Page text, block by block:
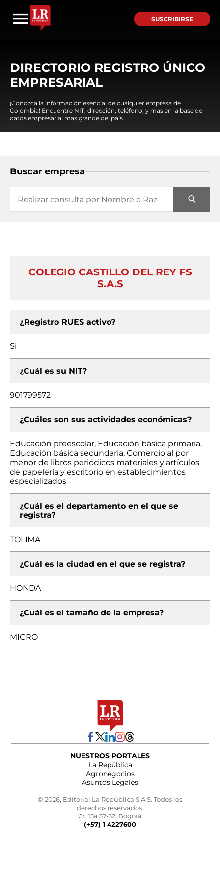
SUSCRIBIRSE
DIRECTORIO REGISTRO ÚNICO
EMPRESARIAL
¡Conozca la información esencial de cualquier empresa de
Colombia! Encuentre NIT, dirección, teléfono, y mas en la base de
datos empresarial mas grande del país.
Buscar empresa
COLEGIO CASTILLO DEL REY FS
S.A.S
¿Registro RUES activo?
Si
¿Cuál es su NIT?
901799572
¿Cuáles son sus actividades económicas?
Educación preescolar, Educación básica primaria,
Educación básica secundaria, Comercio al por
menor de libros periódicos materiales y artículos
de papelería y escritorio en establecimientos
especializados
¿Cuál es el departamento en el que se
registra?
TOLIMA
¿Cuál es la ciudad en el que se registra?
HONDA
¿Cuál es el tamaño de la empresa?
MICRO
NUESTROS PORTALES
La República
Agronegocios
Asuntos Legales
© 2026, Editorial La República S.A.S. Todos los
derechos reservados.
Cr. 13a 37-32, Bogotá
(+57) 1 4227600